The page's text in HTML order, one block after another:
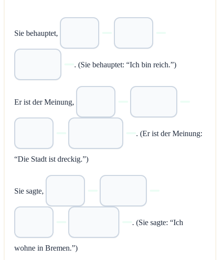
Sie behauptet,
. (Sie behauptet: “Ich bin reich.”)
Er ist der Meinung,
. (Er ist der Meinung:
“Die Stadt ist dreckig.”)
Sie sagte,
. (Sie sagte: “Ich
wohne in Bremen.”)